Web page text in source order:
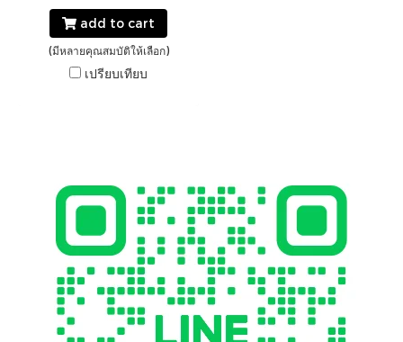
add to cart
(มีหลายคุณสมบัติให้เลือก)
เปรียบเทียบ